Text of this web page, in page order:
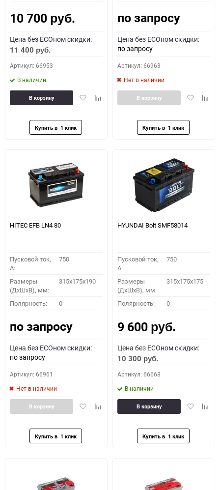
Как определить полярность?
0 - обратная 1 - прямая 3 - обратная 4 - прямая
10 700 руб.
Цена без ECOном скидки:
11 400 руб.
Артикул: 66953
В наличии
ДобавитьДобавить
В корзину
по запросу
Цена без ECOном скидки:
по запросу
Артикул: 66963
Нет в наличии
Добавить
В корзину
HITEC EFB LN4 80
Пусковой ток,
A:
750
Размеры
(ДхШхВ), мм:
315x175x190
Полярность: 0
по запросу
Цена без ECOном скидки:
по запросу
Артикул: 66961
Нет в наличии
ДобавитьДобавить
В корзину
HYUNDAI Bolt SMF58014
Пусковой ток,
A:
750
Размеры
(ДхШхВ), мм:
315x175x175
Полярность: 0
9 600 руб.
Цена без ECOном скидки:
10 300 руб.
Артикул: 66668
В наличии
Добавить
В корзину